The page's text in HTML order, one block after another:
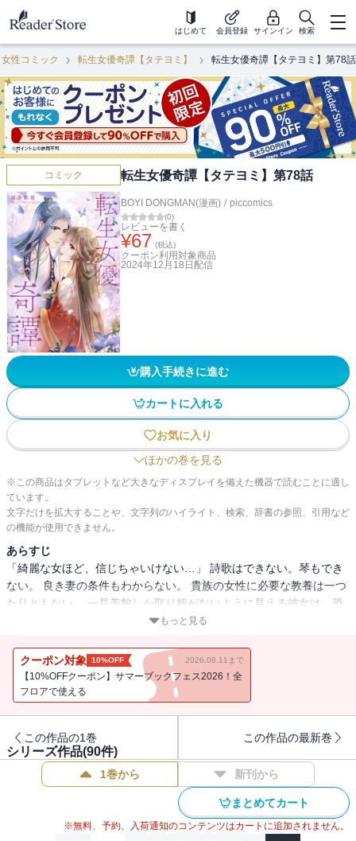
はじめて 会員登録 サインイン 検索
女性コミック 転生女優奇譚【タテヨミ】 転生女優奇譚【タテヨミ】第78話
コミック 転生女優奇譚【タテヨミ】第78話
BOYI DONGMAN(漫画) / piccomics
(0)
レビューを書く
¥67 (税込)
クーポン利用対象商品
2024年12月18日 配信
購入手続きに進む
カートに入れる
お気に入り
ほかの巻を見る
※この商品はタブレットなど大きなディスプレイを備えた機器で読むことに適し
ています。
文字だけを拡大することや、文字列のハイライト、検索、辞書の参照、引用など
の機能が使用できません。
あらすじ
「綺麗な女ほど、信じちゃいけない…」 詩歌はできない。琴もでき
ない。 良き妻の条件もわからない。 貴族の女性に必要な教養は一つ
たりともない。 一見美貌しか取り柄がないように見える彼女は、恐
もっと見る
クーポン対象 10%OFF 2026.08.11まで
【10%OFFクーポン】サマーブックフェス2026！全
フロアで使える
この作品の1巻 この作品の最新巻
シリーズ作品(90件)
1巻から 新刊から
まとめてカート
※無料、予約、入荷通知のコンテンツはカートに追加されません。